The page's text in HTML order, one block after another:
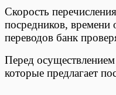
Скорость
посредников,
переводов банк
Перед
которые предлагает